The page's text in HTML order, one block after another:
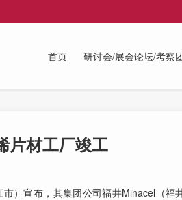
首页 研讨会/展会论坛/考察
材工厂竣工
宣布，其集团公司福井Minacel（福